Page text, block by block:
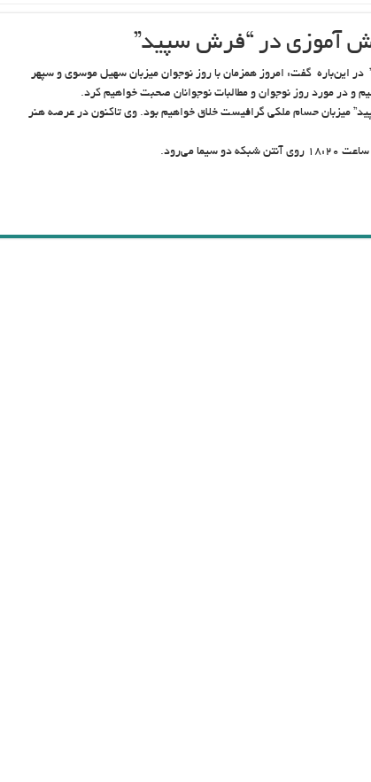
آموزی در “فرش سپید”
این‌باره گفت: امروز همزمان با روز نوجوان میزبان سهیل موسوی و سپهر
در مورد روز نوجوان و مطالبات نوجوانان صحبت خواهیم کرد.
میزبان حسام ملکی گرافیست خلاق خواهیم بود. وی تاکنون در عرصه هنر
می‏‌رود.